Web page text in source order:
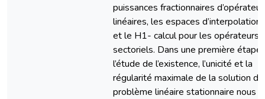
puissances fractionnaires
linéaires, les espaces d’interpolation,
et le H1- calcul pour les opérateurs
sectoriels. Dans une première étape :
l’étude de l’existence, l’unicité et la
régularité maximale de la solution du
problème linéaire stationnaire nous